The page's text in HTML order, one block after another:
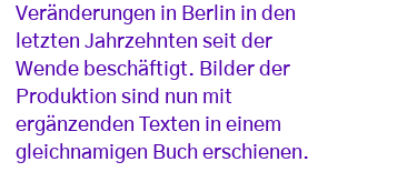
Veränderungen in Berlin in den
letzten Jahrzehnten seit der
Wende beschäftigt. Bilder der
Produktion sind nun mit
ergänzenden Texten in einem
gleichnamigen Buch erschienen.